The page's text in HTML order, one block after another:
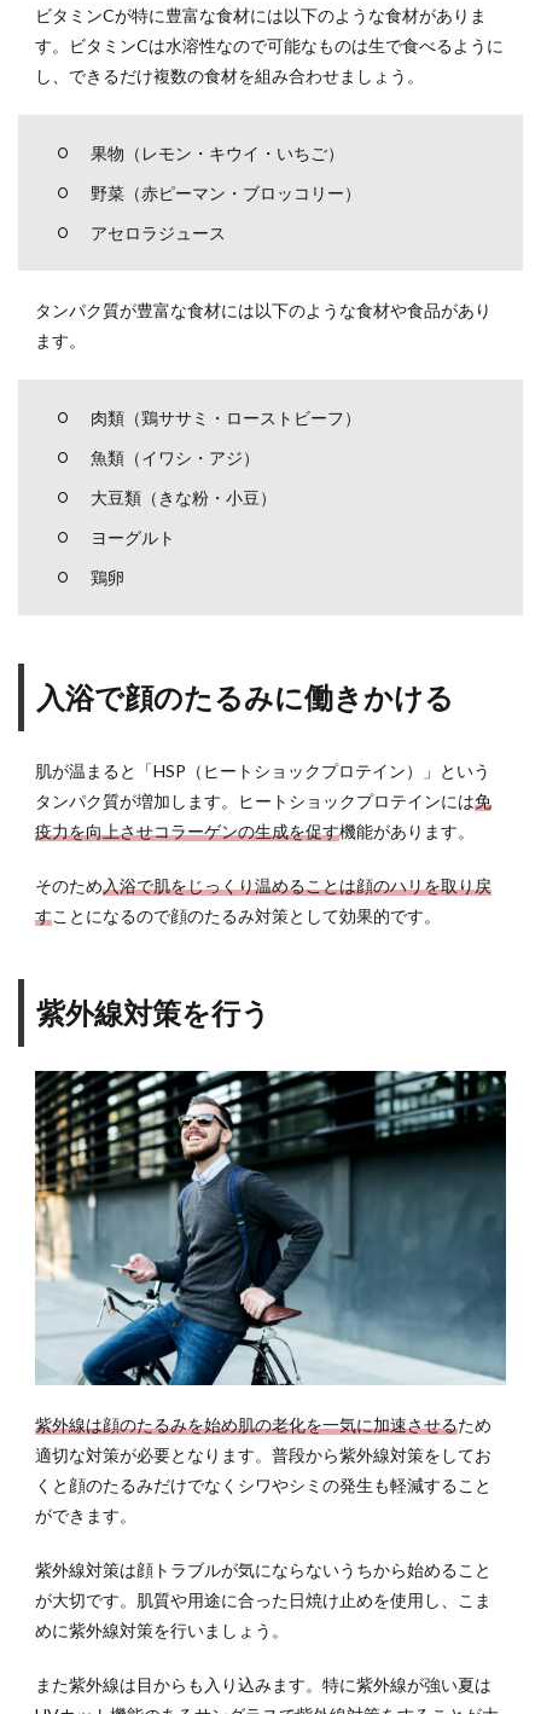
やり
すぎ
は禁
適度
な力
ッサ
9.3
いよ
う指
でマ
ージ
する
ジク
リー
使う
10
男性
のた
るみ
の原
まと
め
自宅
や職
場か
ら近
くの
痩
身・
医療
ダイ
トの
クリ
ニッ
探す
ビタミンCが特に豊富な食材には以下のような食材がありま
す。ビタミンCは水溶性なので可能なものは生で食べるように
し、できるだけ複数の食材を組み合わせましょう。
果物（レモン・キウイ・いちご）
野菜（赤ピーマン・ブロッコリー）
アセロラジュース
タンパク質が豊富な食材には以下のような食材や食品があり
ます。
肉類（鶏ササミ・ローストビーフ）
魚類（イワシ・アジ）
大豆類（きな粉・小豆）
ヨーグルト
鶏卵
入浴で顔のたるみに働きかける
肌が温まると「HSP（ヒートショックプロテイン）」という
タンパク質が増加します。ヒートショックプロテインには免
疫力を向上させコラーゲンの生成を促す機能があります。
そのため入浴で肌をじっくり温めることは顔のハリを取り戻
すことになるので顔のたるみ対策として効果的です。
紫外線対策を行う
紫外線は顔のたるみを始め肌の老化を一気に加速させるため
適切な対策が必要となります。普段から紫外線対策をしてお
くと顔のたるみだけでなくシワやシミの発生も軽減すること
ができます。
紫外線対策は顔トラブルが気にならないうちから始めること
が大切です。肌質や用途に合った日焼け止めを使用し、こま
めに紫外線対策を行いましょう。
また紫外線は目からも入り込みます。特に紫外線が強い夏は